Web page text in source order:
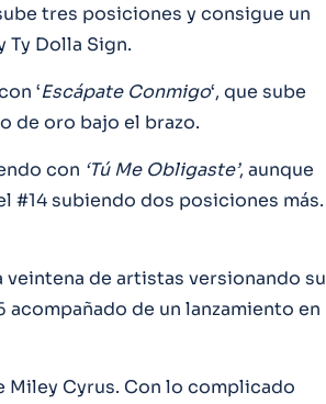
tres posiciones y consigue un
Ty Dolla Sign.
‘Escápate Conmigo‘, que sube
de oro bajo el brazo.
con ‘Tú Me Obligaste’, aunque
#14 subiendo dos posiciones más.
de artistas versionando su
acompañado de un lanzamiento en
Miley Cyrus. Con lo complicado